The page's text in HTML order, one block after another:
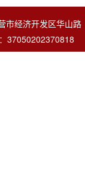
市经济开发区华山路
37050202370818